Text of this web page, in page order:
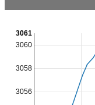
3056
3058
3060
3061